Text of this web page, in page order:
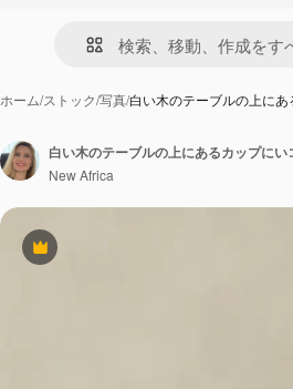
ホーム/ストック/写真/白い木のテーブルの上に
Premium
白い木のテーブルの上にあるカップに
New Africa